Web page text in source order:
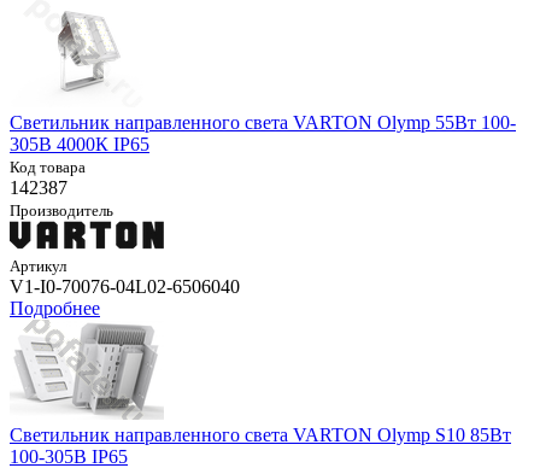
Светильник направленного света VARTON Olymp 55Вт 100-
305В 4000К IP65
Код товара
142387
Производитель
Артикул
V1-I0-70076-04L02-6506040
Подробнее
Светильник направленного света VARTON Olymp S10 85Вт
100-305В IP65